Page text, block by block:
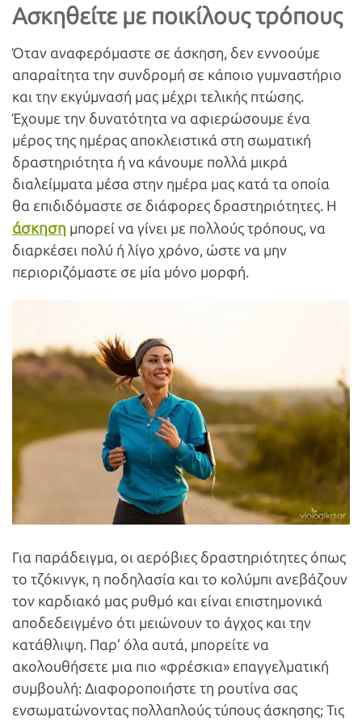
Ασκηθείτε με ποικίλους τρόπους
Όταν αναφερόμαστε σε άσκηση, δεν εννοούμε
απαραίτητα την συνδρομή σε κάποιο γυμναστήριο
και την εκγύμνασή μας μέχρι τελικής πτώσης.
Έχουμε την δυνατότητα να αφιερώσουμε ένα
μέρος της ημέρας αποκλειστικά στη σωματική
δραστηριότητα ή να κάνουμε πολλά μικρά
διαλείμματα μέσα στην ημέρα μας κατά τα οποία
θα επιδιδόμαστε σε διάφορες δραστηριότητες. Η
άσκηση μπορεί να γίνει με πολλούς τρόπους, να
διαρκέσει πολύ ή λίγο χρόνο, ώστε να μην
περιοριζόμαστε σε μία μόνο μορφή.
Για παράδειγμα, οι αερόβιες δραστηριότητες όπως
το τζόκινγκ, η ποδηλασία και το κολύμπι ανεβάζουν
τον καρδιακό μας ρυθμό και είναι επιστημονικά
αποδεδειγμένο ότι μειώνουν το άγχος και την
κατάθλιψη. Παρ’ όλα αυτά, μπορείτε να
ακολουθήσετε μια πιο «φρέσκια» επαγγελματική
συμβουλή: Διαφοροποιήστε τη ρουτίνα σας
ενσωματώνοντας πολλαπλούς τύπους άσκησης; Τις